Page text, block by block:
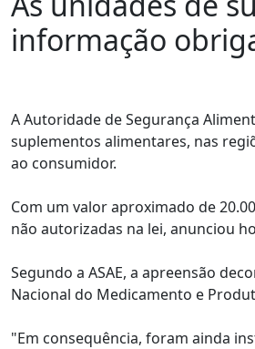
informação
A Autoridade de Segurança
suplementos alimentares, nas
ao consumidor.
Com um valor aproximado de
não autorizadas na lei, anunciou
Segundo a ASAE, a apreensão
Nacional do Medicamento e
"Em consequência, foram ainda